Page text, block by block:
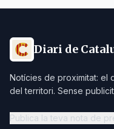
Diari de
Notícies de proximitat: el
del territori. Sense
Publica la teva nota de